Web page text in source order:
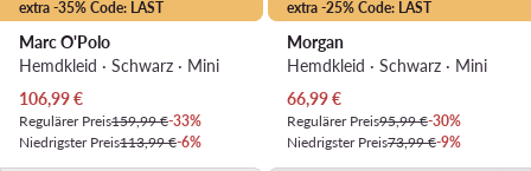
extra -35% Code: LAST
Marc O'Polo
Hemdkleid · Schwarz · Mini
Aktueller Preis
106,99€
Regulärer Preis159,99 €-33%
Niedrigster Preis113,99 €-6%
extra -25% Code: LAST
Morgan
Hemdkleid · Schwarz · Mini
Aktueller Preis
66,99€
Regulärer Preis95,99 €-30%
Niedrigster Preis73,99 €-9%